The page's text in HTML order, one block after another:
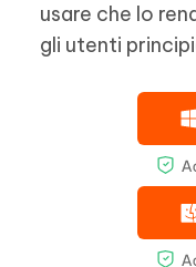
usare che lo
gli utenti